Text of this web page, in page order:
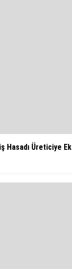
Hasadı Üreticiye Ek